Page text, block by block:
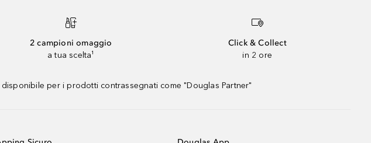
2 campioni omaggio
a tua scelta¹
Click & Collect
in 2 ore
per i prodotti contrassegnati come "Douglas Partner"